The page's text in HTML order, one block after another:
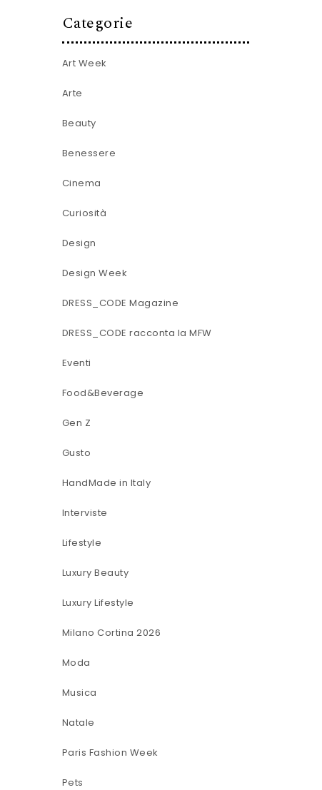
Categorie
Art Week
Arte
Beauty
Benessere
Cinema
Curiosità
Design
Design Week
DRESS_CODE Magazine
DRESS_CODE racconta la MFW
Eventi
Food&Beverage
Gen Z
Gusto
HandMade in Italy
Interviste
Lifestyle
Luxury Beauty
Luxury Lifestyle
Milano Cortina 2026
Moda
Musica
Natale
Paris Fashion Week
Pets